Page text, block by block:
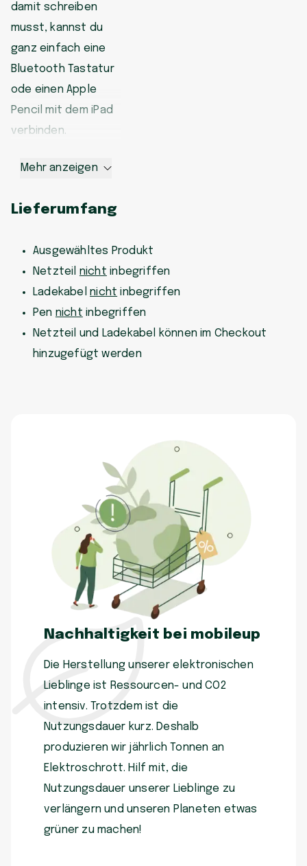
damit schreiben
musst, kannst du
ganz einfach eine
Bluetooth Tastatur
ode einen Apple
Pencil mit dem iPad
verbinden.
Mehr anzeigen
Lieferumfang
Ausgewähltes Produkt
Netzteil nicht inbegriffen
Ladekabelnicht inbegriffen
Pen nicht inbegriffen
Netzteil und Ladekabel können im Checkout
hinzugefügt werden
Nachhaltigkeit bei mobileup
Die Herstellung unserer elektronischen
Lieblinge ist Ressourcen- und CO2
intensiv. Trotzdem ist die
Nutzungsdauer kurz. Deshalb
produzieren wir jährlich Tonnen an
Elektroschrott. Hilf mit, die
Nutzungsdauer unserer Lieblinge zu
verlängern und unseren Planeten etwas
grüner zu machen!